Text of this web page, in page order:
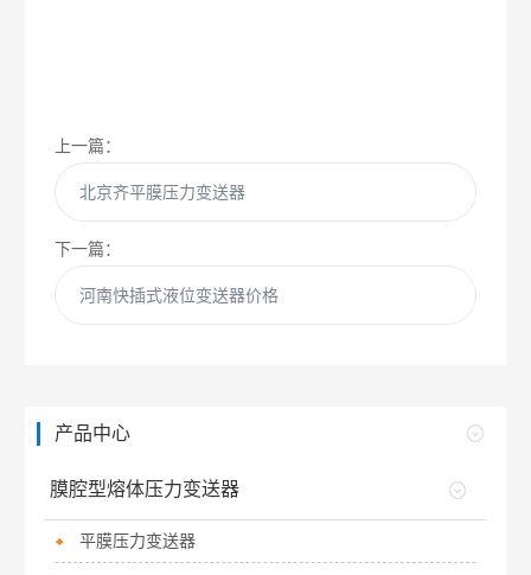
上一篇：
北京齐平膜压力变送器
下一篇：
河南快插式液位变送器价格
产品中心
膜腔型熔体压力变送器
平膜压力变送器